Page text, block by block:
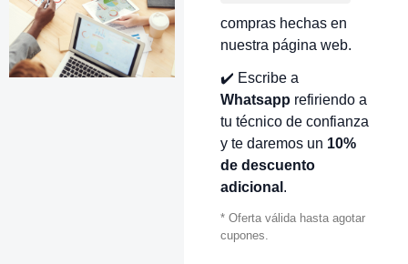
compras hechas en
nuestra página web.
✔️ Escribe a
Whatsapp refiriendo a
tu técnico de confianza
y te daremos un 10%
de descuento
adicional .
* Oferta válida hasta agotar
cupones.
VOLVER ARRIBA
# 1 en Repuestos Electrodomésticos En Colombia.